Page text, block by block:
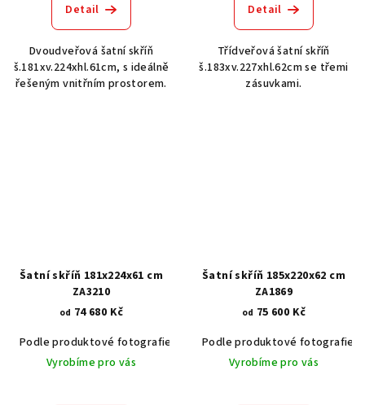
Detail
Dvoudveřová šatní skříň
š.181xv.224xhl.61cm, s ideálně
řešeným vnitřním prostorem.
Detail
Třídveřová šatní skříň
š.183xv.227xhl.62cm se třemi
zásuvkami.
Šatní skříň 181x224x61 cm
ZA3210
od 74 680 Kč
Podle produktové fotografie
Akát vintage BT1551
Dub světlý
Vyrobíme pro vás
Šatní skříň 185x220x62 cm
ZA1869
od 75 600 Kč
Podle produktové fotografie
Vyrobíme pro vás